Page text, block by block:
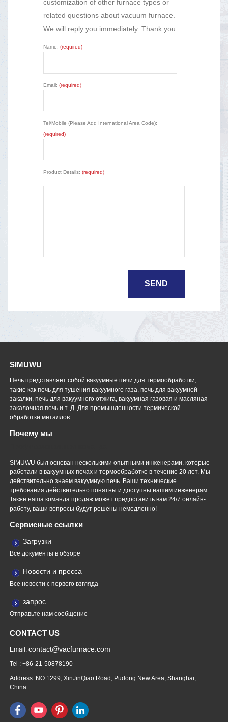
customization of other furnace types or
related questions about vacuum furnace.
We will reply you immediately. Thank you.
Name: (required)
Email: (required)
Tel/Mobile (Please Add International Area Code):
(required)
Product Details: (required)
SIMUWU
Печь представляет собой вакуумные печи для термообработки,
такие как печь для тушения вакуумного газа, печь для вакуумной
закалки, печь для вакуумного отжига, вакуумная газовая и масляная
закалочная печь и т. Д. Для промышленности термической
обработки металлов.
Почему мы
SIMUWU был основан несколькими опытными инженерами, которые
работали в вакуумных печах и термообработке в течение 20 лет. Мы
действительно знаем вакуумную печь. Ваши технические
требования действительно понятны и доступны нашим инженерам.
Также наша команда продаж может предоставить вам 24/7 онлайн-
работу, ваши вопросы будут решены немедленно!
Сервисные ссылки
Загрузки
Все документы в обзоре
Новости и пресса
Все новости с первого взгляда
запрос
Отправьте нам сообщение
CONTACT US
Email:contact@vacfurnace.com
Tel : +86-21-50878190
Address: NO.1299, XinJinQiao Road, Pudong New Area, Shanghai,
China.